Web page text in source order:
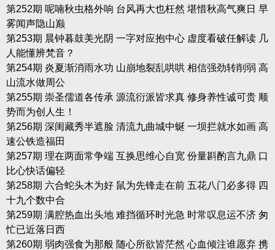
第252期 呢喃秋虫格外响 台风再大也枉然 堪惜秋高气爽日 早
雾闻声隐山巅
第253期 晨钟暮鼓美光阴 一字对应抱中心 虚度看破任解读 几
人能懂辨梵音？
第254期 炎夏渐消雨水功 山崩地裂乱哄哄 相信强劲转削弱 高
山流水做周公
第255期 崇圣儒道各传承 源流衍派皆求真 修身养性诚可贵 顺
势而为创人生！
第256期 深闺藏秀半遮脸 清流九曲城中蜒 一坝拦就水如画 高
速公铁造福田
第257期 理在两面常争端 互换思维心自宽 份量斟酌言九鼎 口
比心快话偏轻
第258期 六合蛇头木为好 鼠为先锋走在前 五花八门必多得 四
十九个数中合
第259期 满腔热血出头地 难挡循环时光急 时常叹息运不济 匆
忙已近落日西
第260期 弱肉强食为那般 随心所欲皆茫然 心血倾注谁愿弃 携